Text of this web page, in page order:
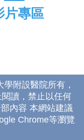
片專區
附設醫院所有，
讀，禁止以任何
內容 本網站建議
Chrome等瀏覽